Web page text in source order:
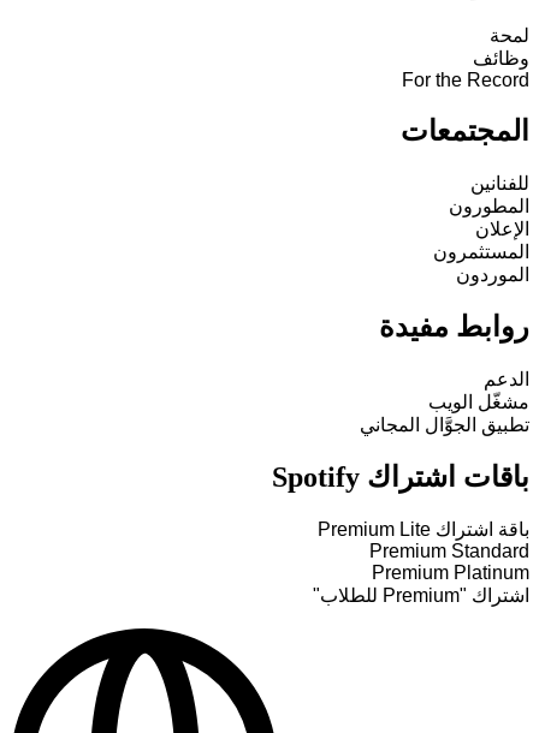
لمحة
وظائف
For the Record
المجتمعات
للفنانين
المطورون
الإعلان
المستثمرون
الموردون
روابط مفيدة
الدعم
مشغّل الويب
تطبيق الجوَّال المجاني
باقات اشتراك Spotify
باقة اشتراك Premium Lite
Premium Standard
Premium Platinum
اشتراك "Premium للطلاب"